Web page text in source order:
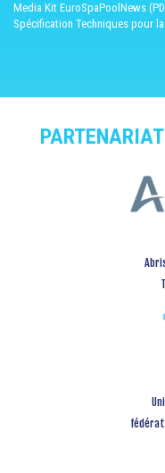
Media Kit EuroSpaPoolNews
Spécification Techniques pour